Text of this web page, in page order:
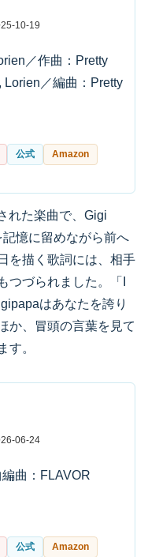
10-19
／作曲：Pretty
Lorien／編曲：Pretty
公式 Amazon
れた楽曲で、Gigi
憶に留めながら前へ
を描く歌詞には、相手
つづられました。「I
はあなたを誇り
か、冒頭の言葉を見て
す。
06-24
曲：FLAVOR
公式 Amazon